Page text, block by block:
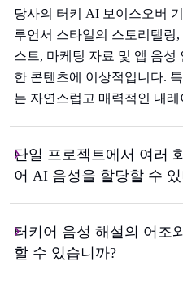
당사의 터키 AI 보이스오버
루언서 스타일의 스토리텔링
스트, 마케팅 자료 및 앱 음성
한 콘텐츠에 이상적입니다.
는 자연스럽고 매력적인 내
단일 프로젝트에서 여러
어 AI 음성을 할당할 수
터키어 음성 해설의 어조
할 수 있습니까?